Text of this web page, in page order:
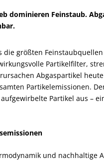
dominieren Feinstaub.
die größten
Partikelfilter,
Abgaspartikel
Partikelemissionen.
Partikel aus –
und nachhaltige